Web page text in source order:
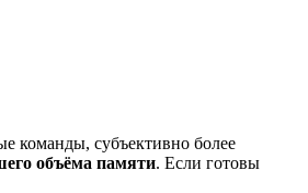
команды, субъективно более
объёма памяти. Если готовы